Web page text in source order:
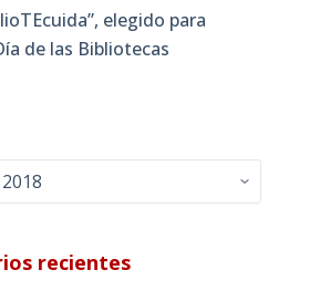
elegido para
de las Bibliotecas
recientes